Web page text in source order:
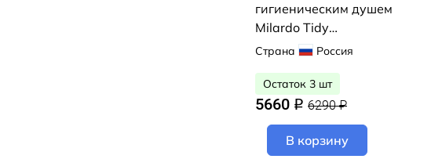
гигиеническим душем
Milardo Tidy
001BL00M08 (черный
Страна Россия
Остаток 3 шт
5660 q 6290 ₽
В корзину